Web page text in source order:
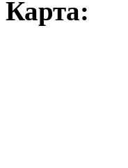
Карта: